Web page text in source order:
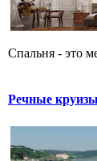
Спальня - это
Речные